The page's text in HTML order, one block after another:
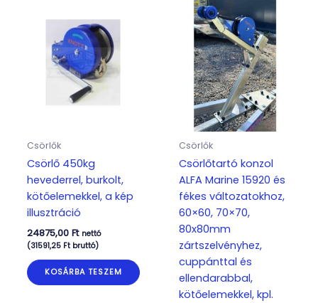
Csörlők
Csörlő 450kg
hevederrel, burkolt,
kötőelemekkel, a kép
illusztráció
24875,00 Ft nettó
(31591,25 Ftbruttó)
KOSÁRBA TESZEM
Csörlők
Csörlőtartó konzol
ALFA Marine 15920 és
fékes változatokhoz,
60×60, 70×70,
80x80mm
zártszelvényhez,
cuppánttal és
ellendarabbal,
kötőelemekkel, kpl.